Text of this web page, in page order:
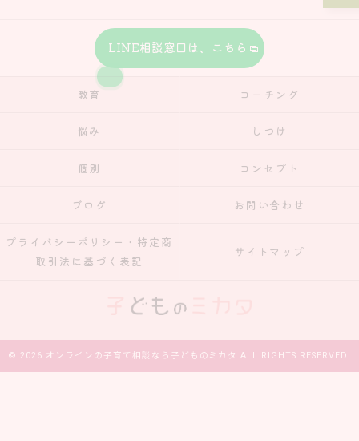
LINE相談窓口は、こちら
教育 コーチング
悩み しつけ
個別 コンセプト
ブログ お問い合わせ
プライバシーポリシー・特定商
取引法に基づく表記
サイトマップ
© 2026 オンラインの子育て相談なら子どものミカタ ALL RIGHTS RESERVED.